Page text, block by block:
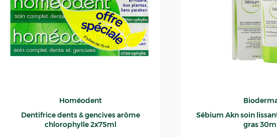
Homéodent
Dentifrice dents & gencives arôme
chlorophylle 2x75ml
Sébium Akn soin lissant
gras